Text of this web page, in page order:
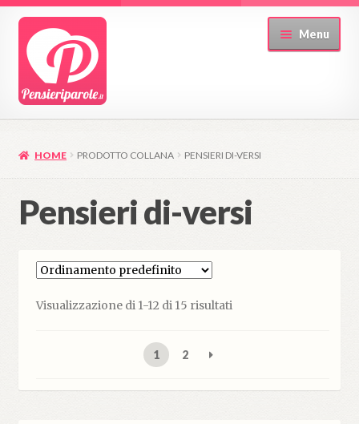
Vai
alla
navigazione
Vai
al
contenuto
Menu
HOME PRODOTTO COLLANA PENSIERI DI-VERSI
Pensieri di-versi
Visualizzazione di 1-12 di 15 risultati
1 2